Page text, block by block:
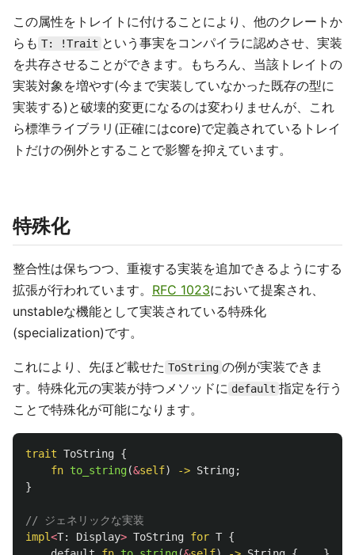
この属性をトレイトに付けることにより、他のクレートか
らも T: !Trait という事実をコンパイラに認めさせ、実装
を共存させることができます。もちろん、当該トレイトの
実装対象を増やす(今まで実装していなかった既存の型に
実装する)と破壊的変更になるのは変わりませんが、これ
ら標準ライブラリ(正確にはcore)で定義されているトレイ
トだけの例外とすることで影響を抑えています。
特殊化
整合性は保ちつつ、重複する実装を追加できるようにする
拡張が行われています。 RFC 1023において提案され、
unstableな機能として実装されている特殊化
(specialization)です。
これにより、先ほど載せた ToString の例が実装できま
す。特殊化元の実装が持つメソッドに default 指定を行う
ことで特殊化が可能になります。
trait ToString {
fn to_string(&self) -> String;
}
// ジェネリックな実装
impl<T: Display> ToString for T {